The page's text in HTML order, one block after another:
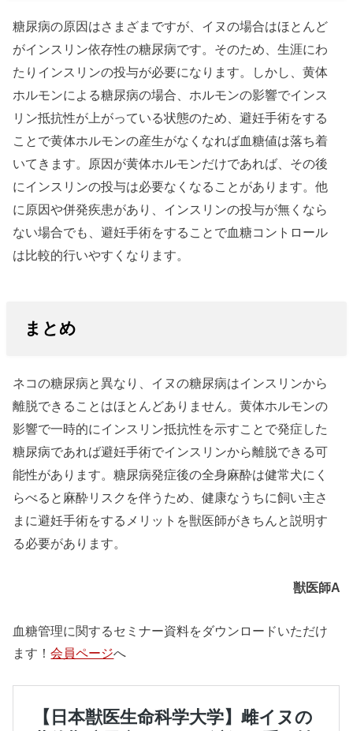
糖尿病の原因はさまざまですが、イヌの場合はほとんど
がインスリン依存性の糖尿病です。そのため、生涯にわ
たりインスリンの投与が必要になります。しかし、黄体
ホルモンによる糖尿病の場合、ホルモンの影響でインス
リン抵抗性が上がっている状態のため、避妊手術をする
ことで黄体ホルモンの産生がなくなれば血糖値は落ち着
いてきます。原因が黄体ホルモンだけであれば、その後
にインスリンの投与は必要なくなることがあります。他
に原因や併発疾患があり、インスリンの投与が無くなら
ない場合でも、避妊手術をすることで血糖コントロール
は比較的行いやすくなります。
まとめ
ネコの糖尿病と異なり、イヌの糖尿病はインスリンから
離脱できることはほとんどありません。黄体ホルモンの
影響で一時的にインスリン抵抗性を示すことで発症した
糖尿病であれば避妊手術でインスリンから離脱できる可
能性があります。糖尿病発症後の全身麻酔は健常犬にく
らべると麻酔リスクを伴うため、健康なうちに飼い主さ
まに避妊手術をするメリットを獣医師がきちんと説明す
る必要があります。
獣医師A
血糖管理に関するセミナー資料をダウンロードいただけ
ます！会員ページへ